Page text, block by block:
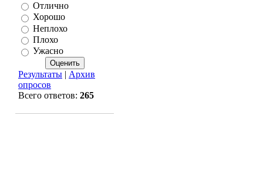
Отлично
Хорошо
Неплохо
Плохо
Ужасно
Результаты | Архив
опросов
Всего ответов: 265